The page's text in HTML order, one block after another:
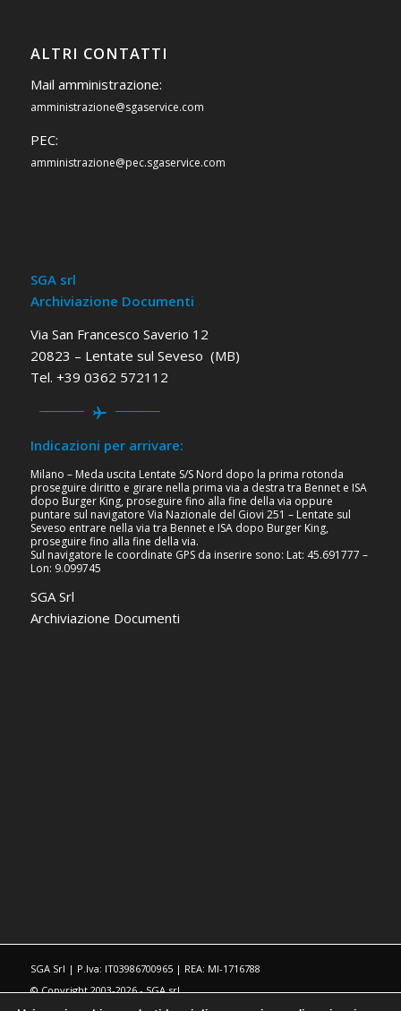
ALTRI CONTATTI
Mail amministrazione:
amministrazione@sgaservice.com
PEC:
amministrazione@pec.sgaservice.com
SGA srl
Archiviazione Documenti
Via San Francesco Saverio 12
20823 – Lentate sul Seveso (MB)
Tel. +39 0362 572112
Indicazioni per arrivare:
Milano – Meda uscita Lentate S/S Nord dopo la prima rotonda
proseguire diritto e girare nella prima via a destra tra Bennet e ISA
dopo Burger King, proseguire fino alla fine della via oppure
puntare sul navigatore Via Nazionale del Giovi 251 – Lentate sul
Seveso entrare nella via tra Bennet e ISA dopo Burger King,
proseguire fino alla fine della via.
Sul navigatore le coordinate GPS da inserire sono: Lat: 45.691777 –
Lon: 9.099745
SGA Srl
Archiviazione Documenti
SGA Srl | P.Iva: IT03986700965 | REA: MI-1716788
© Copyright 2003-2026 - SGA srl